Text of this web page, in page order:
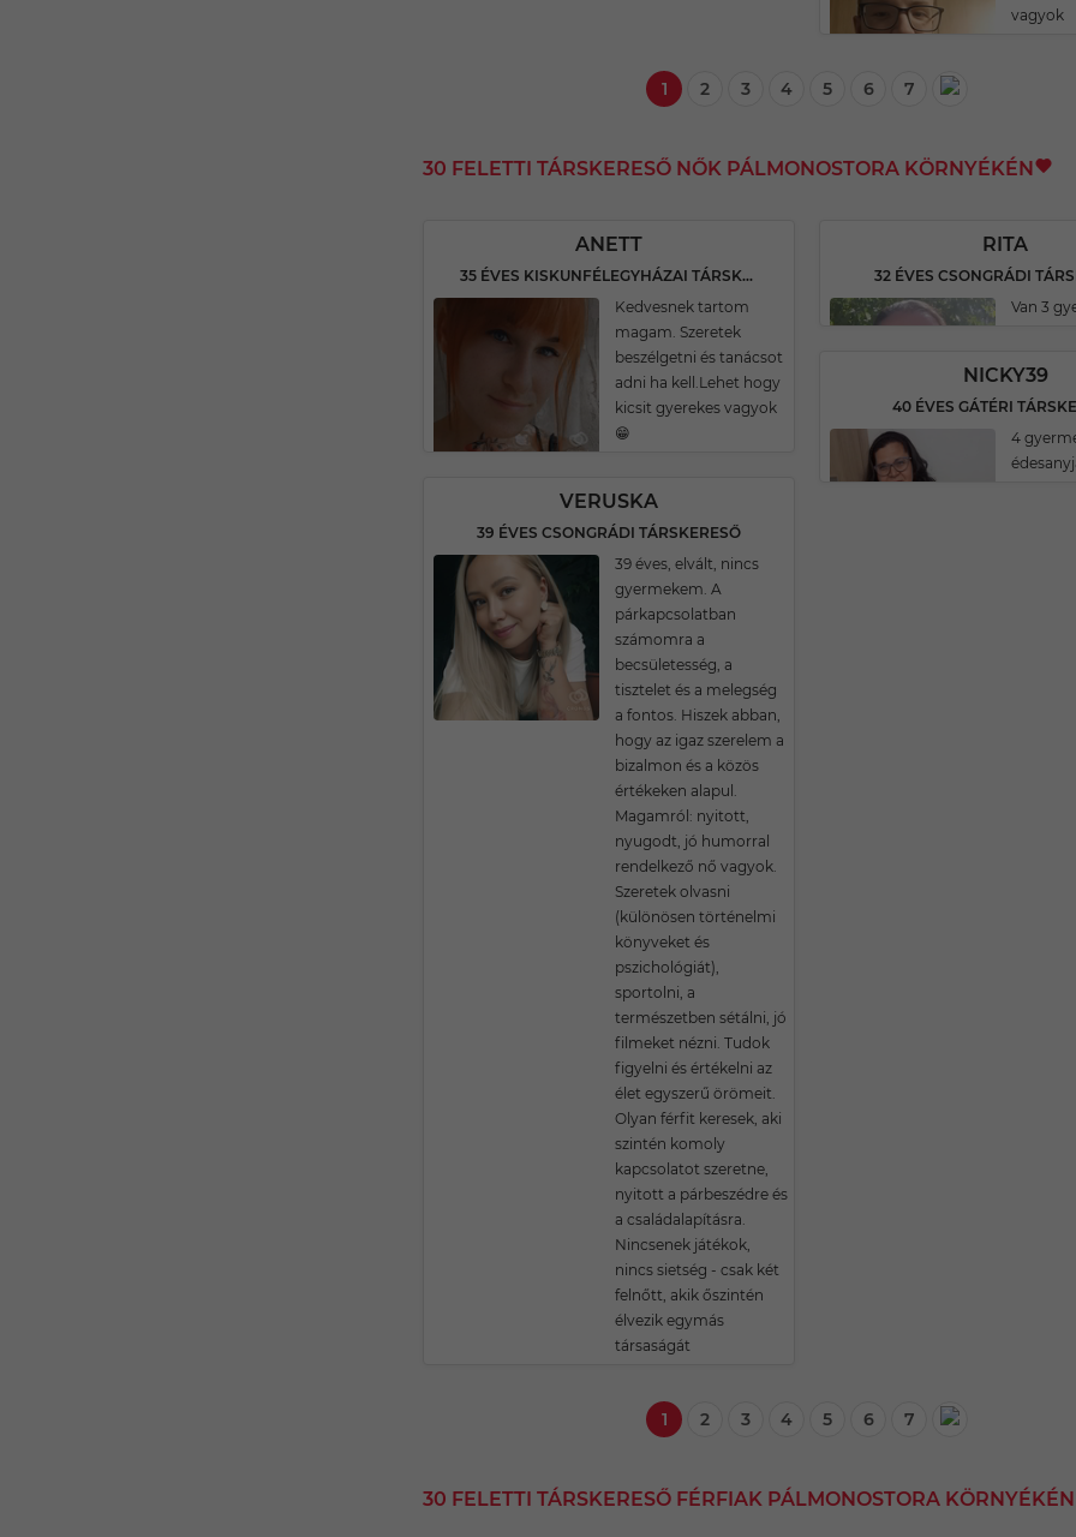
vagyok
1 2 3 4 5 6 7
30 FELETTI TÁRSKERESŐ NŐK PÁLMONOSTORA KÖRNYÉKÉN
ANETT
35 ÉVES KISKUNFÉLEGYHÁZAI TÁRSKERESŐ
Kedvesnek tartom
magam. Szeretek
beszélgetni és tanácsot
adni ha kell.Lehet hogy
kicsit gyerekes vagyok
😁
VERUSKA
39 ÉVES CSONGRÁDI TÁRSKERESŐ
39 éves, elvált, nincs
gyermekem. A
párkapcsolatban
számomra a
becsületesség, a
tisztelet és a melegség
a fontos. Hiszek abban,
hogy az igaz szerelem a
bizalmon és a közös
értékeken alapul.
Magamról: nyitott,
nyugodt, jó humorral
rendelkező nő vagyok.
Szeretek olvasni
(különösen történelmi
könyveket és
pszichológiát),
sportolni, a
természetben sétálni, jó
filmeket nézni. Tudok
figyelni és értékelni az
élet egyszerű örömeit.
Olyan férfit keresek, aki
szintén komoly
kapcsolatot szeretne,
nyitott a párbeszédre és
a családalapításra.
Nincsenek játékok,
nincs sietség - csak két
felnőtt, akik őszintén
élvezik egymás
társaságát
RITA
32 ÉVES CSONGRÁDI
Van 3
NICKY39
40 ÉVES GÁTÉRI
4
1 2 3 4 5 6 7
30 FELETTI TÁRSKERESŐ FÉRFIAK PÁLMONOSTORA KÖRNYÉKÉN